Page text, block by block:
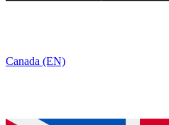
Canada (EN)